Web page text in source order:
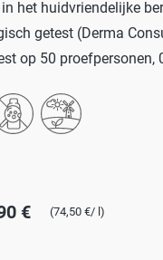
het huidvriendelijke
getest (Derma
op 50 proefpersonen,
€ (74,50 €/ l)